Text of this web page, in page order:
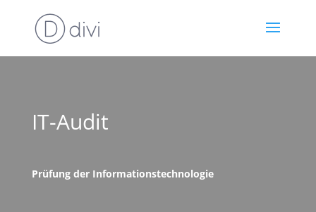
IT-Audit
Prüfung der Informationstechnologie